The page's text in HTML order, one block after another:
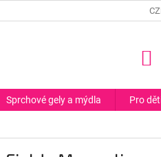
Sprchové gely a mýdla Pro